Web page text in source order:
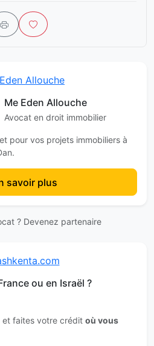
Me Eden Allouche
Avocat en droit immobilier
pour vos projets immobiliers à
savoir plus
? Devenez partenaire
ou en Israël ?
et faites votre crédit où vous